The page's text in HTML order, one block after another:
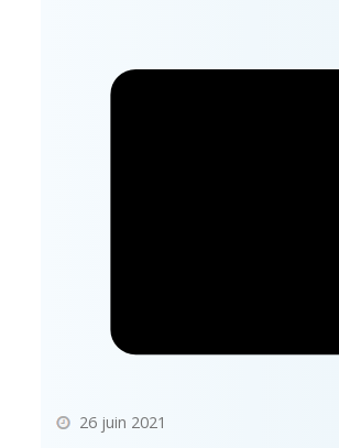
26 juin 2021